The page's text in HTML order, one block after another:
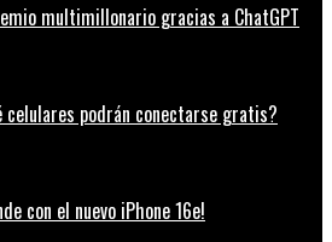
multimillonario gracias a ChatGPT
celulares podrán conectarse gratis?
con el nuevo iPhone 16e!